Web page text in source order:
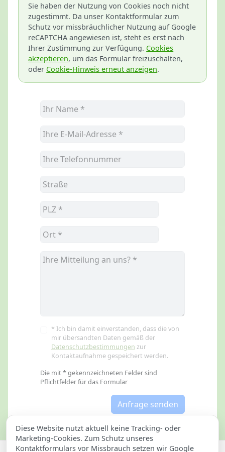
Sie haben der Nutzung von Cookies noch nicht
zugestimmt. Da unser Kontaktformular zum
Schutz vor missbräuchlicher Nutzung auf Google
reCAPTCHA angewiesen ist, steht es erst nach
Ihrer Zustimmung zur Verfügung. Cookies
akzeptieren, um das Formular freizuschalten,
oder Cookie-Hinweis erneut anzeigen.
* Ich bin damit einverstanden, dass die von
mir übersandten Daten gemäß der
Datenschutzbestimmungen zur
Kontaktaufnahme gespeichert werden.
Die mit * gekennzeichneten Felder sind
Pflichtfelder für das Formular
Anfrage senden
Diese Website nutzt aktuell keine Tracking- oder
Marketing-Cookies. Zum Schutz unseres
Kontaktformulars vor Missbrauch setzen wir Google